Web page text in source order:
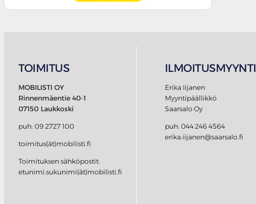
TOIMITUS
MOBILISTI OY
Rinnenmäentie 40-1
07150 Laukkoski
puh: 09 2727 100
toimitus(ät)mobilisti.fi
Toimituksen sähköpostit:
etunimi.sukunimi(ät)mobilisti.fi
ILMOITUSMYYNTI
Erika Iijanen
Myyntipäällikkö
Saarsalo Oy
puh: 044 246 4564
erika.iijanen@saarsalo.fi